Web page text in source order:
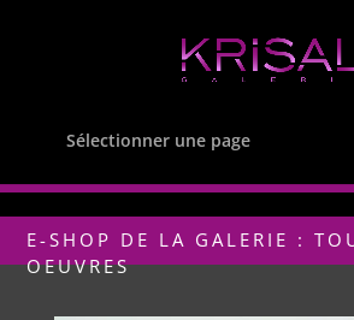
Sélectionner une page
E-SHOP DE LA GALERIE :
OEUVRES